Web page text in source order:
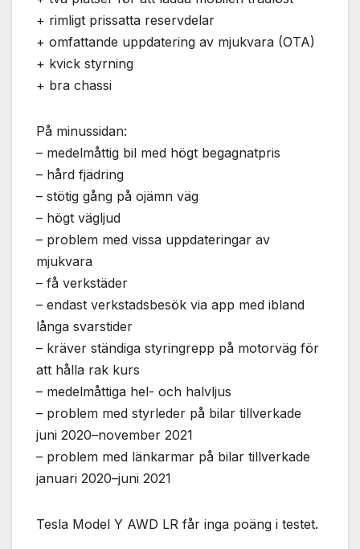
+ rimligt prissatta reservdelar
+ omfattande uppdatering av mjukvara (OTA)
+ kvick styrning
+ bra chassi
På minussidan:
– medelmåttig bil med högt begagnatpris
– hård fjädring
– stötig gång på ojämn väg
– högt vägljud
– problem med vissa uppdateringar av
mjukvara
– få verkstäder
– endast verkstadsbesök via app med ibland
långa svarstider
– kräver ständiga styringrepp på motorväg för
att hålla rak kurs
– medelmåttiga hel- och halvljus
– problem med styrleder på bilar tillverkade
juni 2020–november 2021
– problem med länkarmar på bilar tillverkade
januari 2020–juni 2021
Tesla Model Y AWD LR får inga poäng i testet.
används.
chansen att få se